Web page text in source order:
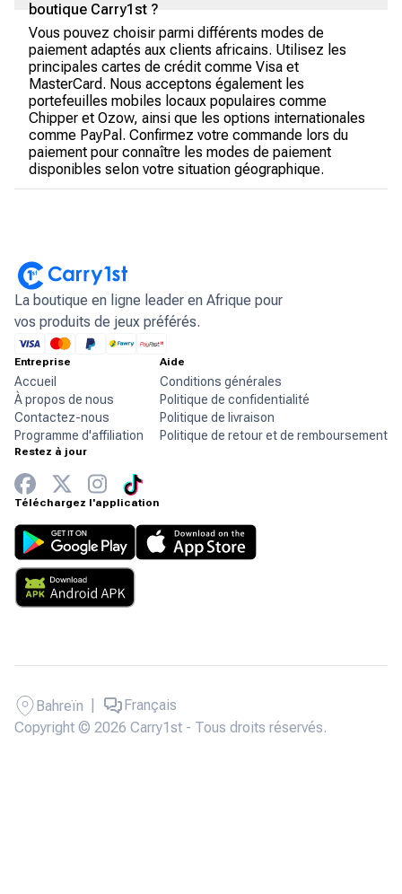
boutique Carry1st ?
Vous pouvez choisir parmi différents modes de
paiement adaptés aux clients africains. Utilisez les
principales cartes de crédit comme Visa et
MasterCard. Nous acceptons également les
portefeuilles mobiles locaux populaires comme
Chipper et Ozow, ainsi que les options internationales
comme PayPal. Confirmez votre commande lors du
paiement pour connaître les modes de paiement
disponibles selon votre situation géographique.
La boutique en ligne leader en Afrique pour
vos produits de jeux préférés.
Entreprise
Accueil
À propos de nous
Contactez-nous
Programme d'affiliation
Aide
Conditions générales
Politique de confidentialité
Politique de livraison
Politique de retour et de remboursement
Restez à jour
Téléchargez l'application
Copyright © 2026 Carry1st - Tous droits réservés.
Bahreïn Français